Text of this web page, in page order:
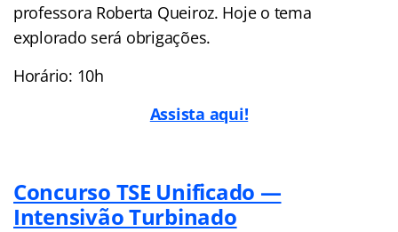
professora Roberta Queiroz. Hoje o tema
explorado será obrigações.
Horário: 10h
Assista aqui!
Concurso TSE Unificado —
Intensivão Turbinado